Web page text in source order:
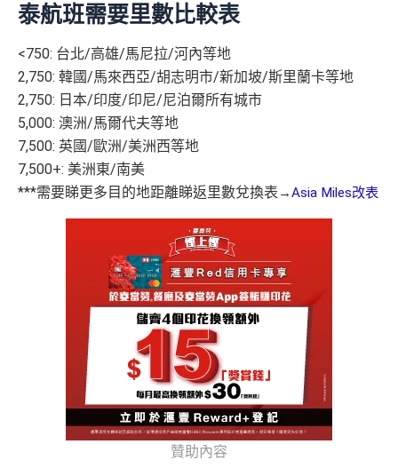
泰航班需要里數比較表
<750: 台北/高雄/馬尼拉/河內等地
2,750: 韓國/馬來西亞/胡志明市/新加坡/斯里蘭卡等地
2,750: 日本/印度/印尼/尼泊爾所有城市
5,000: 澳洲/馬爾代夫等地
7,500: 英國/歐洲/美洲西等地
7,500+: 美洲東/南美
***需要睇更多目的地距離睇返里數兌換表 →Asia Miles改表
贊助內容